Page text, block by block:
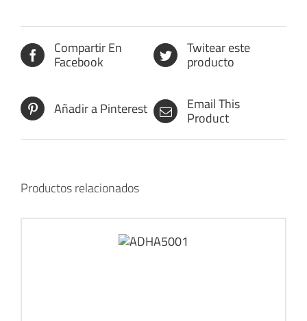
Compartir En
Facebook
Twitear este
producto
Añadir a Pinterest Email This
Product
Productos relacionados